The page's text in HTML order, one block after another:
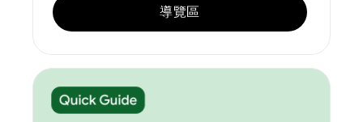
導覽區